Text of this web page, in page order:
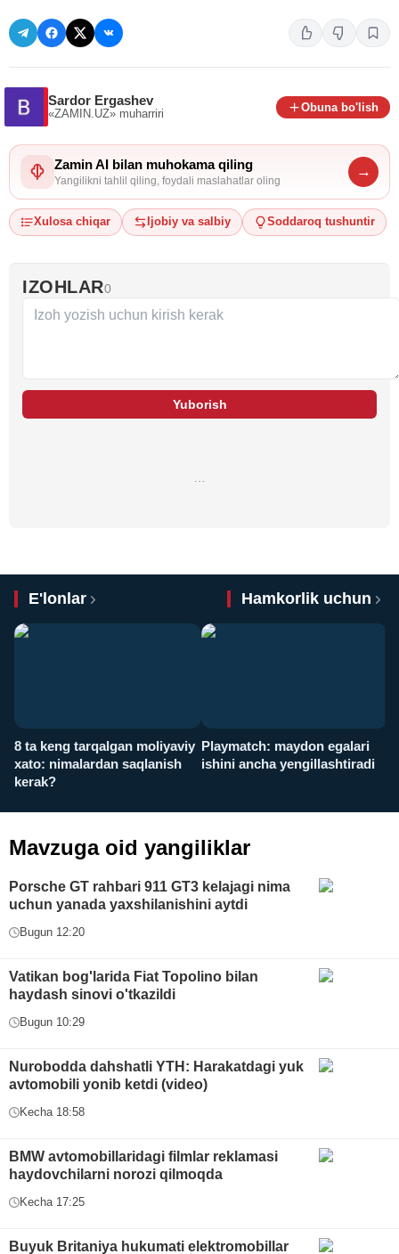
Sardor Ergashev
«ZAMIN.UZ» muharriri
Obuna bo'lish
Zamin AI bilan muhokama qiling
Yangilikni tahlil qiling, foydali maslahatlar oling
→
Xulosa chiqar Ijobiy va salbiy Soddaroq tushuntir
IZOHLAR0
Yuborish
…
E'lonlar Hamkorlik uchun
8 ta keng tarqalgan moliyaviy
xato: nimalardan saqlanish
kerak?
Playmatch: maydon egalari
ishini ancha yengillashtiradi
Mavzuga oid yangiliklar
Porsche GT rahbari 911 GT3 kelajagi nima
uchun yanada yaxshilanishini aytdi
Bugun 12:20
Vatikan bog'larida Fiat Topolino bilan
haydash sinovi o'tkazildi
Bugun 10:29
Nurobodda dahshatli YTH: Harakatdagi yuk
avtomobili yonib ketdi (video)
Kecha 18:58
BMW avtomobillaridagi filmlar reklamasi
haydovchilarni norozi qilmoqda
Kecha 17:25
Buyuk Britaniya hukumati elektromobillar